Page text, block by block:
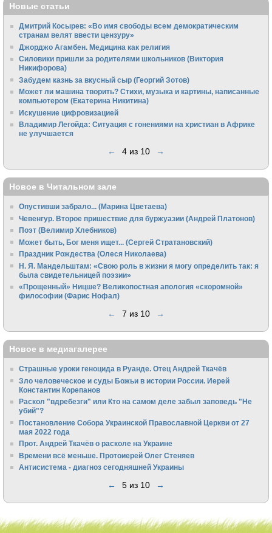
Новые статьи
Дмитрий Косырев: «Во имя свободы всем демократическим
странам велят ввести цензуру»
Джорджо Агамбен. Медицина как религия
Силовики пришли за родителями школьников (Виктория
Никифорова)
Забудем казнь за вкусный сыр (Георгий Зотов)
Может ли машина творить? Стихи, музыка и картины, написанные
компьютером (Екатерина Никитина)
Искушение цифровизацией
Владимир Легойда: Ситуация с гонениями на христиан в Африке
не улучшается
← 4 из 10 →
Новое в Читальном зале
Опустивши забрало... (Марина Цветаева)
Чевенгур. Второе пришествие для буржуазии (Андрей Платонов)
Поэт (Велимир Хлебников)
Может быть, Бог меня ищет... (Сергей Стратановский)
Праздник Рождества (Олеся Николаева)
Н. Я. Мандельштам: «Свою pоль в жизни я могу опpеделить так: я
была свидетельницей поэзии»
«Прощенный» Ницше? Великопостная апология «скоромной»
философии (Фарис Нофал)
← 7 из 10 →
Новое в медиагалерее
Страшные уроки геноцида в Руанде. Отец Андрей Ткачёв
Зло человеческое и суды Божьи в истории России. Иерей
Константин Корепанов
Раскол "вдребезги" или Кто на самом деле забыл заповедь "Не
убий"?
Постановление Собора Украинской Православной Церкви от 27
мая 2022 года
Прот. Андрей Ткачёв о расколе на Украине
Времени всё меньше. Протоиерей Олег Стеняев
Антисистема - диагноз сегодняшней Украины
← 5 из 10 →